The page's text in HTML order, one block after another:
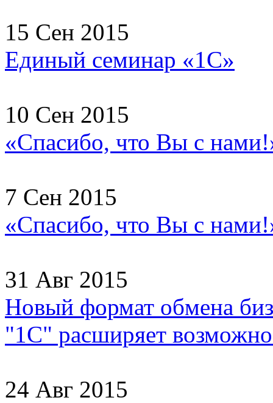
15 Сен 2015
Единый семинар «1С»
10 Сен 2015
«Спасибо, что Вы с
7 Сен 2015
«Спасибо, что Вы с
31 Авг 2015
Новый формат обмена
"1С" расширяет
24 Авг 2015